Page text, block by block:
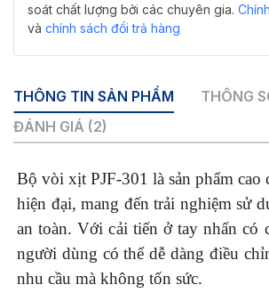
soát chất lượng bởi các chuyên gia.
và chính sách đổi trả hàng
THÔNG TIN SẢN PHẨM
THÔNG
ĐÁNH GIÁ (2)
Bộ vòi xịt PJF-301 là sản phẩm cao
hiện đại, mang đến trải nghiệm sử
an toàn. Với cải tiến ở tay nhấn có
người dùng có thể dễ dàng điều
nhu cầu mà không tốn sức.